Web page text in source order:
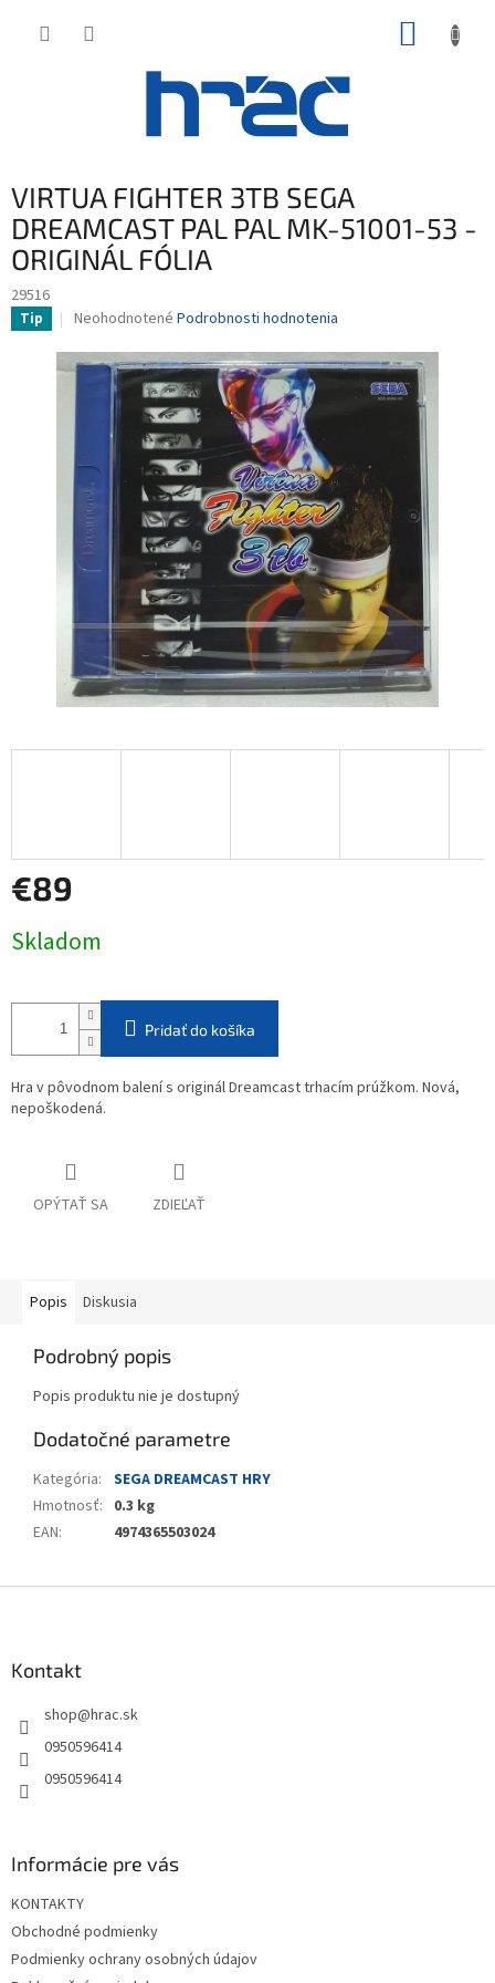
VIRTUA FIGHTER 3TB SEGA
DREAMCAST PAL PAL MK-51001-53 -
ORIGINÁL FÓLIA
29516
Tip
Priemerné
produktu
0,0
5
hviezdičiek.
Neohodnotené Podrobnosti hodnotenia
€89
cena:
Skladom
Pridať do košíka
Hra v pôvodnom balení s originál Dreamcast trhacím prúžkom. Nová,
nepoškodená.
OPÝTAŤ SA ZDIEĽAŤ
Popis Diskusia
Podrobný popis
Popis produktu nie je dostupný
Dodatočné parametre
Kategória: SEGA DREAMCAST HRY
Hmotnosť: 0.3 kg
EAN: 4974365503024
Kontakt
shop@hrac.sk
0950596414
0950596414
Informácie pre vás
KONTAKTY
Obchodné podmienky
Podmienky ochrany osobných údajov